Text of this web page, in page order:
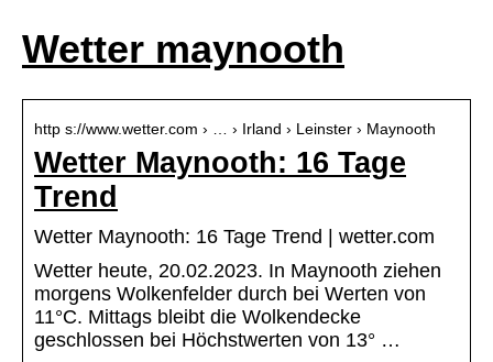
Wetter maynooth
http s://www.wetter.com › … › Irland › Leinster › Maynooth
Wetter Maynooth: 16 Tage
Trend
Wetter Maynooth: 16 Tage Trend | wetter.com
Wetter heute, 20.02.2023. In Maynooth ziehen
morgens Wolkenfelder durch bei Werten von
11°C. Mittags bleibt die Wolkendecke
geschlossen bei Höchstwerten von 13° …